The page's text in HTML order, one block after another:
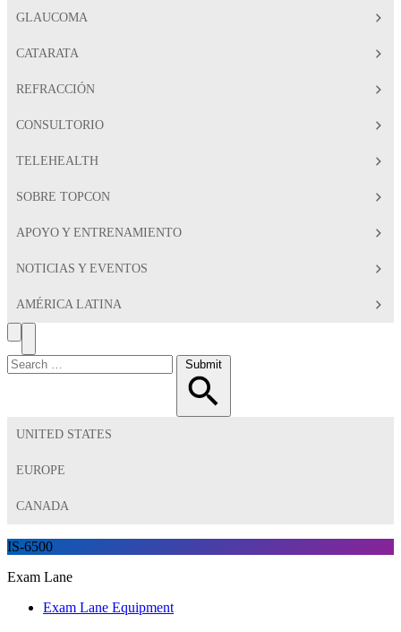
GLAUCOMA
CATARATA
REFRACCIÓN
CONSULTORIO
TELEHEALTH
SOBRE TOPCON
APOYO Y ENTRENAMIENTO
NOTICIAS Y EVENTOS
AMÉRICA LATINA
Search
Toggle
Menu
Search
for:
Submit
UNITED STATES
EUROPE
CANADA
IS-6500
Exam Lane
Exam Lane Equipment